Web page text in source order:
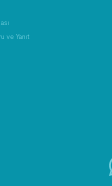
ve Yanıt